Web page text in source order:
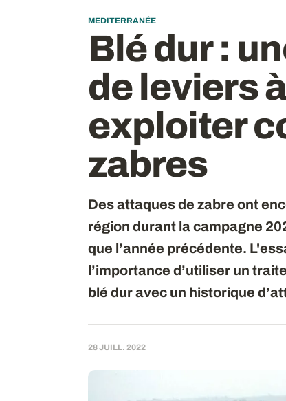
MEDITERRANÉE
Blé dur :
de leviers
exploiter
zabres
Des attaques de zabre ont
région durant la campagne
que l’année précédente.
l’importance d’utiliser un
blé dur avec un historique
28 JUILL. 2022